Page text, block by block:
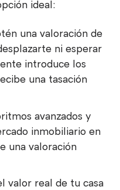
ideal:
una valoración de
ni esperar
introduce los
una tasación
avanzados y
inmobiliario en
una valoración
valor real de tu casa